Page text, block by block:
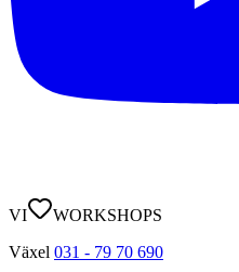
VI
WORKSHOPS
Växel 031 - 79 70 690